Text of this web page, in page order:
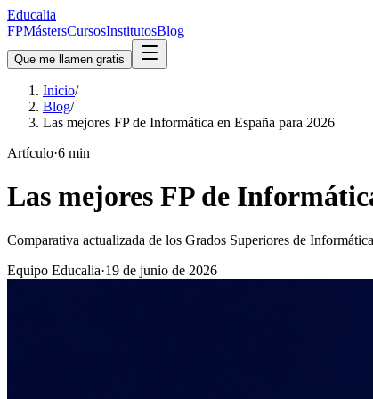
Educalia
FPMástersCursosInstitutosBlog
Que me llamen gratis
Inicio/
Blog/
Las mejores FP de Informática en España para 2026
Artículo·6 min
Las mejores FP de
Comparativa actualizada de los Grados Superiores de
Equipo Educalia·19 de junio de 2026